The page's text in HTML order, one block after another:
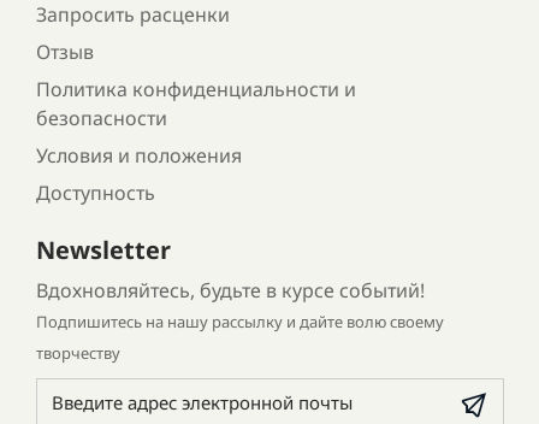
Запросить расценки
Отзыв
Политика конфиденциальности и
безопасности
Условия и положения
Доступность
Newsletter
Вдохновляйтесь, будьте в курсе событий!
Подпишитесь на нашу рассылку и дайте волю своему
творчеству